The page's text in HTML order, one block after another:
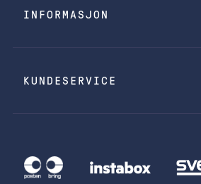
INFORMASJON
KUNDESERVICE